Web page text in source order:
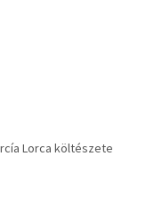
Lorca költészete